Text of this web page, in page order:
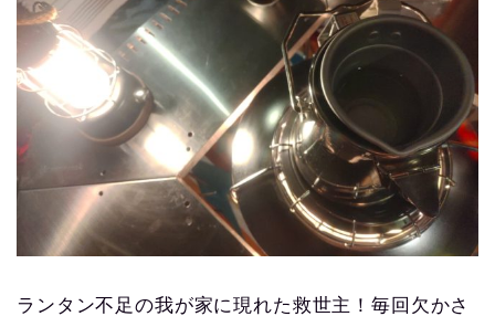
ランタン不足の我が家に現れた救世主！毎回欠かさ